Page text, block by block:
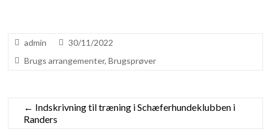
admin
30/11/2022
Brugs arrangementer,Brugsprøver
← Indskrivning til træning i Schæferhundeklubben i
Randers